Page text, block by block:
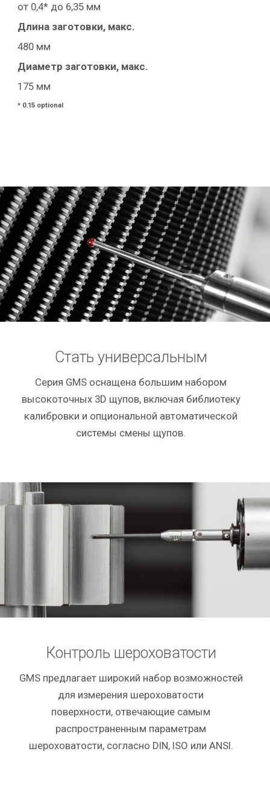
от 0,4* до 6,35 мм
Длина заготовки, макс.
480 мм
Диаметр заготовки, макс.
175 мм
* 0.15 optional
Стать универсальным
Серия GMS оснащена большим набором
высокоточных 3D щупов, включая библиотеку
калибровки и опциональной автоматической
системы смены щупов.
Контроль шероховатости
GMS предлагает широкий набор возможностей
для измерения шероховатости
поверхности, отвечающие самым
распространенным параметрам
шероховатости, согласно DIN, ISO или ANSI.